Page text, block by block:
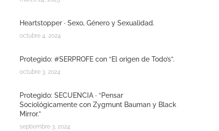
Heartstopper · Sexo, Género y Sexualidad.
octubre 4, 2024
Protegido: #SERPROFE con “El origen de Todo’s”.
octubre 3, 2024
Protegido: SECUENCIA · “Pensar
Sociológicamente con Zygmunt Bauman y Black
Mirror.”
septiembre 3, 2024